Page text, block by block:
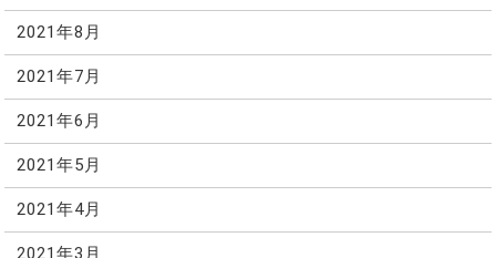
2021年8月
2021年7月
2021年6月
2021年5月
2021年4月
2021年3月